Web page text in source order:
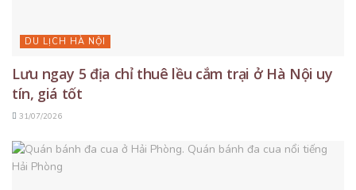
DU LỊCH HÀ NỘI
Lưu ngay 5 địa chỉ thuê lều cắm trại ở Hà Nội uy
tín, giá tốt
31/07/2026